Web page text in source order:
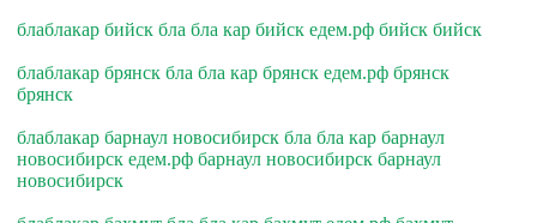
блаблакар бийск бла бла кар бийск едем.рф бийск бийск
блаблакар брянск бла бла кар брянск едем.рф брянск
брянск
блаблакар барнаул новосибирск бла бла кар барнаул
новосибирск едем.рф барнаул новосибирск барнаул
новосибирск